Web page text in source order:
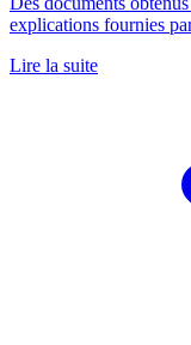
explications fournies
Lire la suite